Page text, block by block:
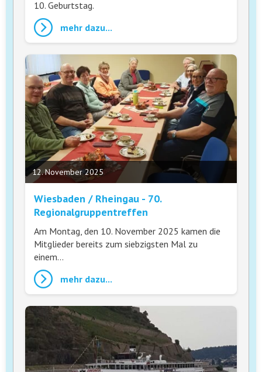
10. Geburtstag.
mehr dazu...
12. November 2025
Wiesbaden / Rheingau - 70.
Regionalgruppentreffen
Am Montag, den 10. November 2025 kamen die
Mitglieder bereits zum siebzigsten Mal zu
einem…
mehr dazu...